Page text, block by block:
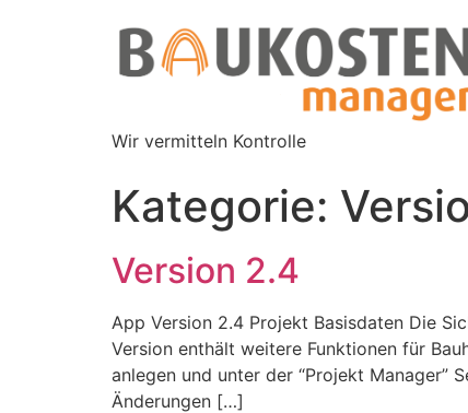
Wir vermitteln Kontrolle
Kategorie:
Version 2.4
App Version 2.4 Projekt Basisdaten Die
Version enthält weitere Funktionen für
anlegen und unter der “Projekt Manager”
Änderungen […]